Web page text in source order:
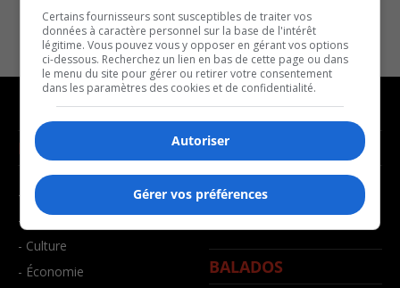
NOUVELLES
- Affaires municipales
- Communauté / Social
- Culture
- Économie
MUSIQUE
- Décompte franco
- Joué récemment
BALADOS
Certains fournisseurs sont susceptibles de traiter vos
données à caractère personnel sur la base de l'intérêt
légitime. Vous pouvez vous y opposer en gérant vos options
ci-dessous. Recherchez un lien en bas de cette page ou dans
le menu du site pour gérer ou retirer votre consentement
dans les paramètres des cookies et de confidentialité.
Autoriser
Gérer vos préférences